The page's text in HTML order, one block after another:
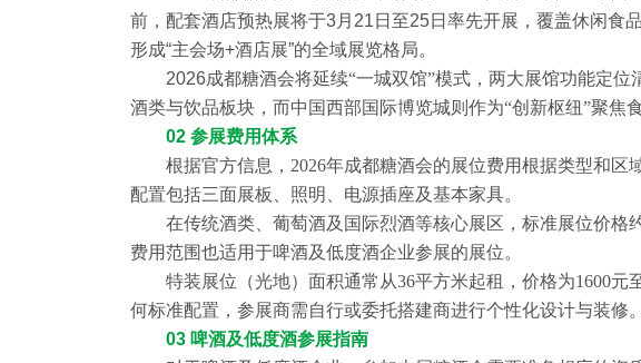
前，配套酒店预热展将于3月21日至25日率先开展，覆盖休闲食
形成“主会场+酒店展”的全域展览格局。
2026成都糖酒会将延续“一城双馆”模式，两大展馆功能定
酒类与饮品板块，而中国西部国际博览城则作为“创新枢纽”聚焦食
02 参展费用体系
根据官方信息， 2026年成都糖酒会的展位费用根据类型和区
配置包括三面展板、照明、电源插座及基本家具。
在传统酒类、葡萄酒及国际烈酒等核心展区，标准展位价格
费用范围也适用于啤酒及低度酒企业参展的展位。
特装展位（光地）面积通常从36平方米起租，价格为1600元
何标准配置，参展商需自行或委托搭建商进行个性化设计与装修。
03 啤酒及低度酒参展指南